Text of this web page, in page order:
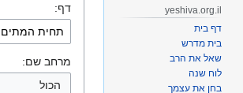
דף:
מרחב שם:
הכול
yeshiva.org.il
דף בית
בית מדרש
שאל את הרב
לוח שנה
בחן את עצמך